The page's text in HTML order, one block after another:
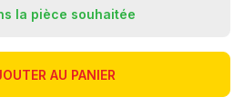
la pièce souhaitée
AU PANIER